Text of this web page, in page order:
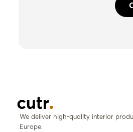
We deliver high-quality interior
Europe.